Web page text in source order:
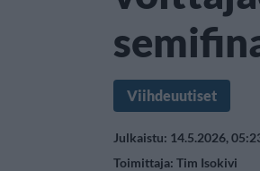
Viihdeuutiset
Julkaistu: 14.5.2026,
Toimittaja: Tim Isokivi